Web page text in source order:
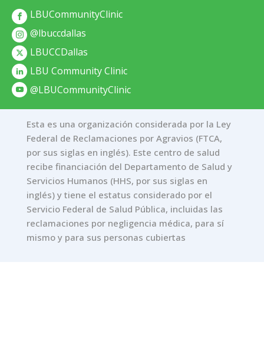
LBUCommunityClinic
@lbuccdallas
LBUCCDallas
LBU Community Clinic
@LBUCommunityClinic
Esta es una organización considerada por la Ley
Federal de Reclamaciones por Agravios (FTCA,
por sus siglas en inglés). Este centro de salud
recibe financiación del Departamento de Salud y
Servicios Humanos (HHS, por sus siglas en
inglés) y tiene el estatus considerado por el
Servicio Federal de Salud Pública, incluidas las
reclamaciones por negligencia médica, para sí
mismo y para sus personas cubiertas